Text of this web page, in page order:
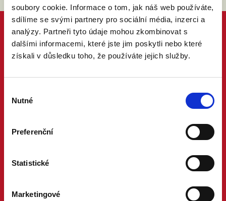
soubory cookie. Informace o tom, jak náš web používáte,
sdílíme se svými partnery pro sociální média, inzerci a
analýzy. Partneři tyto údaje mohou zkombinovat s
dalšími informacemi, které jste jim poskytli nebo které
získali v důsledku toho, že používáte jejich služby.
souhlasu
Nutné
Preferenční
Statistické
Marketingové